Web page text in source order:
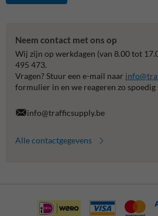
Neem contact met ons op
Wij zijn op werkdagen (van 8.00 tot
495 473.
Vragen? Stuur een e-mail naar
formulier in en we reageren zo spoedig
info@trafficsupply.be
Alle contactgegevens